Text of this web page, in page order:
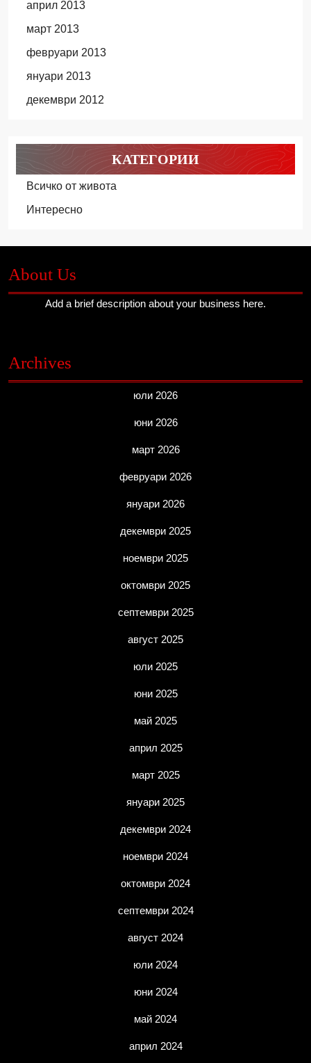
април 2013
март 2013
февруари 2013
януари 2013
декември 2012
КАТЕГОРИИ
Всичко от живота
Интересно
About Us
Add a brief description about your business here.
Archives
юли 2026
юни 2026
март 2026
февруари 2026
януари 2026
декември 2025
ноември 2025
октомври 2025
септември 2025
август 2025
юли 2025
юни 2025
май 2025
април 2025
март 2025
януари 2025
декември 2024
ноември 2024
октомври 2024
септември 2024
август 2024
юли 2024
юни 2024
май 2024
април 2024